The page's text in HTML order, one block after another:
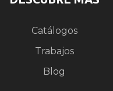
Catálogos
Trabajos
Blog